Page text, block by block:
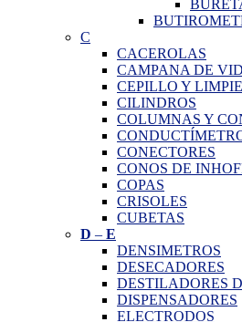
C
CACEROLAS
CAMPANA DE
CEPILLO Y
CILINDROS
COLUMNAS Y
CONECTORES
CONOS DE
COPAS
CRISOLES
CUBETAS
D – E
DENSIMETROS
DESECADORES
DESTILADORES
DISPENSADORES
ELECTRODOS